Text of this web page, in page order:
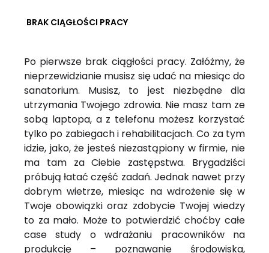
BRAK CIĄGŁOŚCI PRACY
Po pierwsze brak ciągłości pracy. Załóżmy, że
nieprzewidzianie musisz się udać na miesiąc do
sanatorium. Musisz, to jest niezbędne dla
utrzymania Twojego zdrowia. Nie masz tam ze
sobą laptopa, a z telefonu możesz korzystać
tylko po zabiegach i rehabilitacjach. Co za tym
idzie, jako, że jesteś niezastąpiony w firmie, nie
ma tam za Ciebie zastępstwa. Brygadziści
próbują łatać część zadań. Jednak nawet przy
dobrym wietrze, miesiąc na wdrożenie się w
Twoje obowiązki oraz zdobycie Twojej wiedzy
to za mało. Może to potwierdzić choćby całe
case study o wdrażaniu pracowników na
produkcję – poznawanie środowiska,